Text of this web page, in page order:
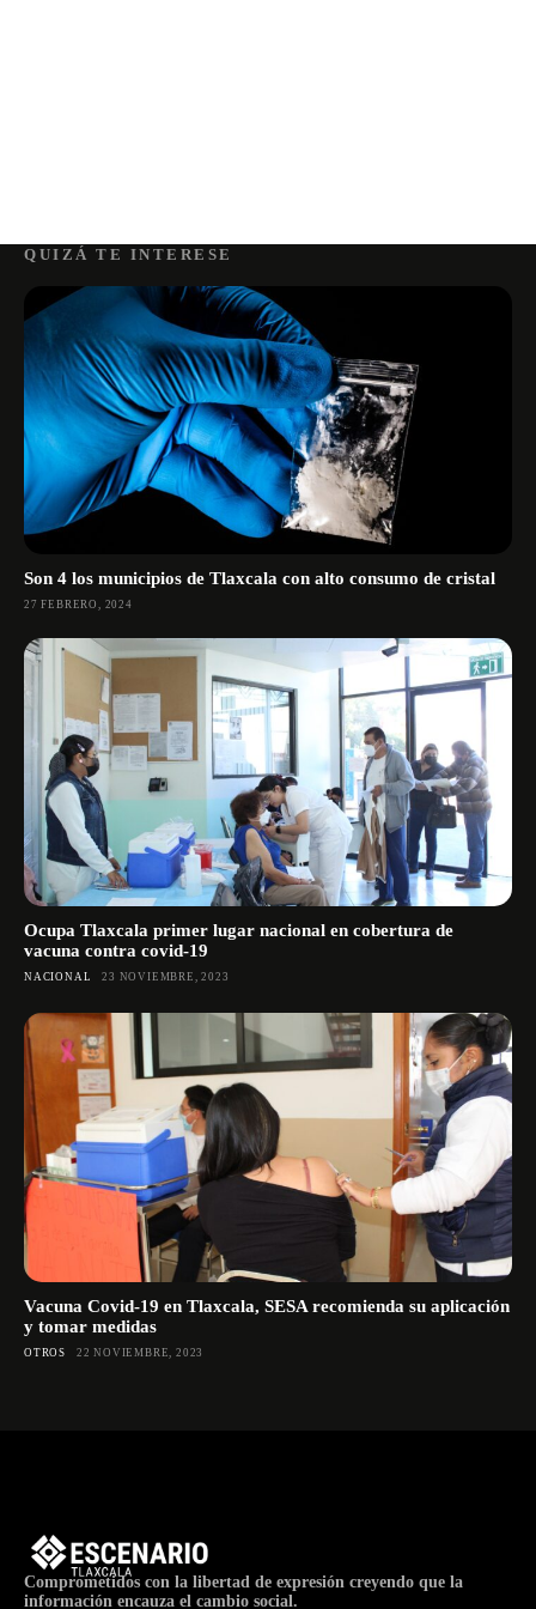
QUIZÁ TE INTERESE
Son 4 los municipios de Tlaxcala con alto consumo de cristal
27 FEBRERO, 2024
Ocupa Tlaxcala primer lugar nacional en cobertura de
vacuna contra covid-19
NACIONAL 23 NOVIEMBRE, 2023
Vacuna Covid-19 en Tlaxcala, SESA recomienda su aplicación
y tomar medidas
OTROS 22 NOVIEMBRE, 2023
Comprometidos con la libertad de expresión creyendo que la
información encauza el cambio social.